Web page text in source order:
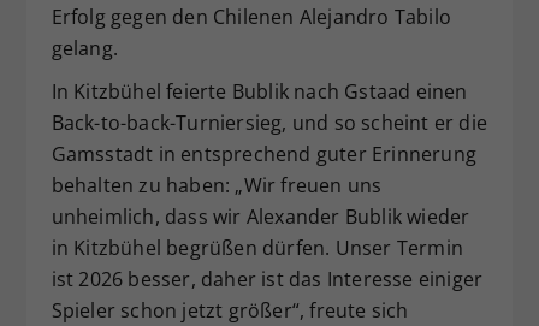
Erfolg gegen den Chilenen Alejandro Tabilo
gelang.
In Kitzbühel feierte Bublik nach Gstaad einen
Back-to-back-Turniersieg, und so scheint er die
Gamsstadt in entsprechend guter Erinnerung
behalten zu haben: „Wir freuen uns
unheimlich, dass wir Alexander Bublik wieder
in Kitzbühel begrüßen dürfen. Unser Termin
ist 2026 besser, daher ist das Interesse einiger
Spieler schon jetzt größer“, freute sich